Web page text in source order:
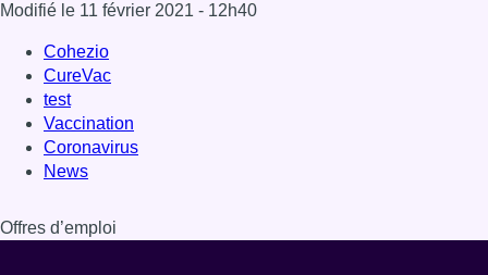
Modifié le 11 février 2021 - 12h40
Cohezio
CureVac
test
Vaccination
Coronavirus
News
Offres d’emploi